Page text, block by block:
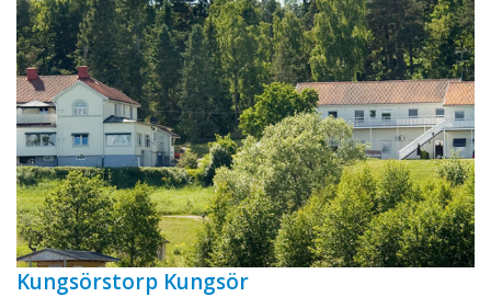
Kungsörstorp Kungsör